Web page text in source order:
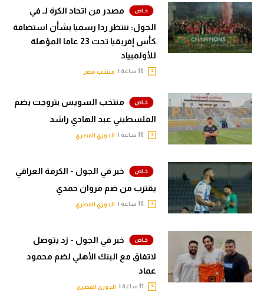
مصدر من اتحاد الكرة لـ في
الجول: ننتظر ردا رسميا بشأن استضافة
كأس إفريقيا تحت 23 عاما المؤهلة
للأولمبياد
منتخب مصر
منتخب السويس بتروجت يضم
الفلسطيني عبد الهادي راشد
الدوري المصري
خبر في الجول - الكرمة العراقي
يقترب من ضم مروان حمدي
الدوري المصري
خبر في الجول - زد يتوصل
لاتفاق مع البنك الأهلي لضم محمود
عماد
الدوري المصري